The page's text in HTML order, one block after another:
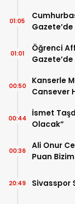
Gazete’de
01:05
Öğrenci
Gazete’de
01:01
Kanserle
Cansever
00:50
İsmet
Olacak”
00:44
Ali Onur
Puan
00:36
Sivasspor
20:49